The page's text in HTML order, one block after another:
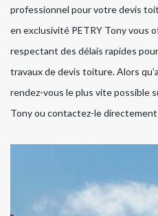
professionnel pour votre devis
en exclusivité PETRY Tony vous
respectant des délais rapides
travaux de devis toiture. Alors
rendez-vous le plus vite possible
Tony ou contactez-le